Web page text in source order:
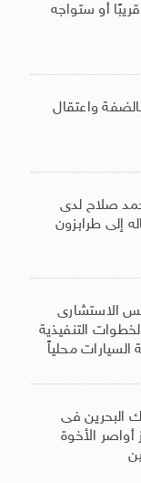
أو ستواجه
واعتقال
صلاح لدى
إلى طرابزون
الاستشارى
التنفيذية
السيارات محلياً
البحرين فى
أواصر الأخوة